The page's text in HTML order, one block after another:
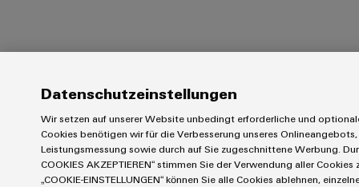
Datenschutzeinstellungen
Wir setzen auf unserer Website unbedingt erforderliche und
Cookies benötigen wir für die Verbesserung unseres Onlineangebots,
Leistungsmessung sowie durch auf Sie zugeschnittene Werbung.
COOKIES AKZEPTIEREN“ stimmen Sie der Verwendung aller
„COOKIE-EINSTELLUNGEN“ können Sie alle Cookies ablehnen,